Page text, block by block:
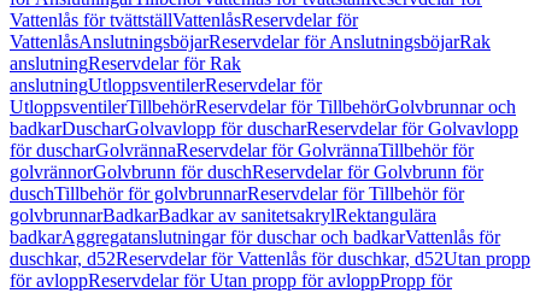
Vattenlås för tvättställVattenlåsReservdelar för
VattenlåsAnslutningsböjarReservdelar för AnslutningsböjarRak
anslutningReservdelar för Rak
anslutningUtloppsventilerReservdelar för
UtloppsventilerTillbehörReservdelar för TillbehörGolvbrunnar och
badkarDuscharGolvavlopp för duscharReservdelar för Golvavlopp
för duscharGolvrännaReservdelar för GolvrännaTillbehör för
golvrännorGolvbrunn för duschReservdelar för Golvbrunn för
duschTillbehör för golvbrunnarReservdelar för Tillbehör för
golvbrunnarBadkarBadkar av sanitetsakrylRektangulära
badkarAggregatanslutningar för duschar och badkarVattenlås för
duschkar, d52Reservdelar för Vattenlås för duschkar, d52Utan propp
för avloppReservdelar för Utan propp för avloppPropp för